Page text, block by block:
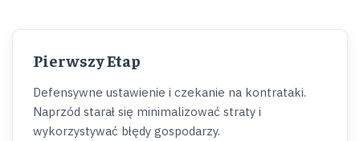
Pierwszy Etap
Defensywne ustawienie i czekanie na kontrataki.
Naprzód starał się minimalizować straty i
wykorzystywać błędy gospodarzy.